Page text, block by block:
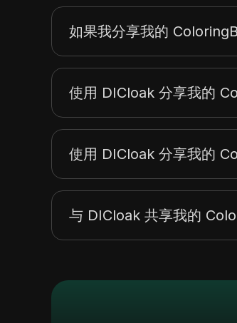
如果我分享我的
使用 DICloak 分享我的
使用 DICloak 分享我的
与 DICloak 共享我的